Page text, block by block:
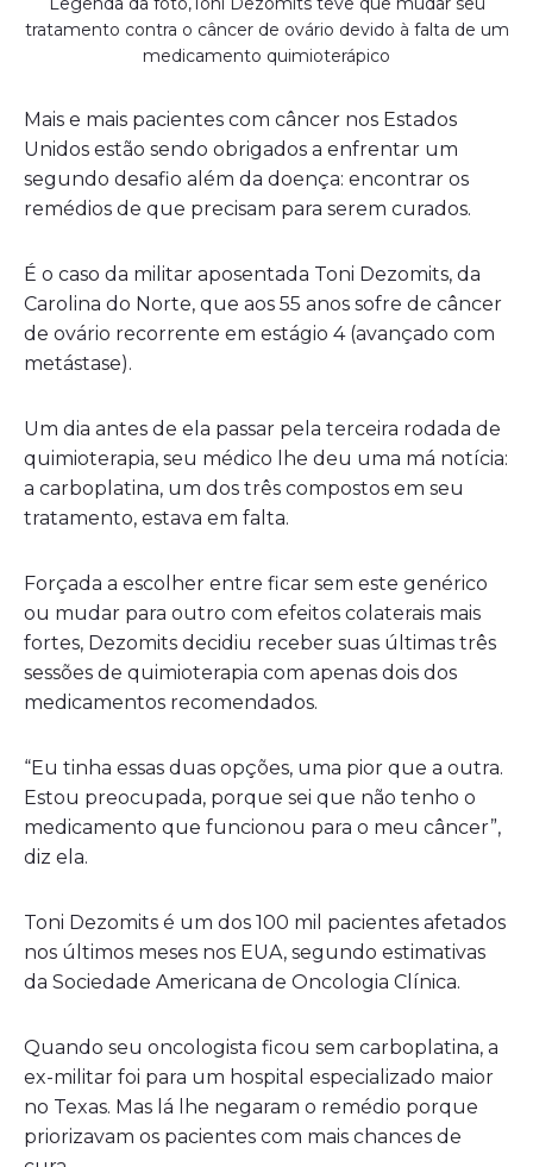
tratamento contra o câncer de ovário devido à falta de um
medicamento quimioterápico
Mais e mais pacientes com câncer nos Estados
Unidos estão sendo obrigados a enfrentar um
segundo desafio além da doença: encontrar os
remédios de que precisam para serem curados.
É o caso da militar aposentada Toni Dezomits, da
Carolina do Norte, que aos 55 anos sofre de câncer
de ovário recorrente em estágio 4 (avançado com
metástase).
Um dia antes de ela passar pela terceira rodada de
quimioterapia, seu médico lhe deu uma má notícia:
a carboplatina, um dos três compostos em seu
tratamento, estava em falta.
Forçada a escolher entre ficar sem este genérico
ou mudar para outro com efeitos colaterais mais
fortes, Dezomits decidiu receber suas últimas três
sessões de quimioterapia com apenas dois dos
medicamentos recomendados.
“Eu tinha essas duas opções, uma pior que a outra.
Estou preocupada, porque sei que não tenho o
medicamento que funcionou para o meu câncer”,
diz ela.
Toni Dezomits é um dos 100 mil pacientes afetados
nos últimos meses nos EUA, segundo estimativas
da Sociedade Americana de Oncologia Clínica.
Quando seu oncologista ficou sem carboplatina, a
ex-militar foi para um hospital especializado maior
no Texas. Mas lá lhe negaram o remédio porque
priorizavam os pacientes com mais chances de